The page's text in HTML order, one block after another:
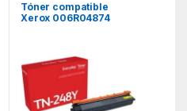
Tóner compatible
Xerox 006R04874